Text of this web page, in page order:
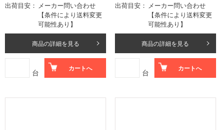
出荷目安
メーカー問い合わせ
【条件により送料変更
可能性あり】
商品の詳細を見る
台 カートへ
出荷目安
メーカー問い合わせ
【条件により送料変更
可能性あり】
商品の詳細を見る
台 カートへ